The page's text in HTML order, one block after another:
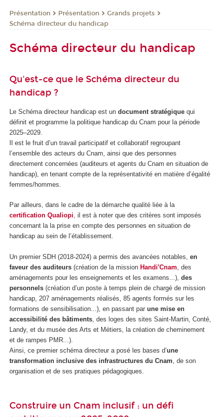
Présentation Présentation
Grands projets
Schéma directeur du handicap
Schéma directeur du handicap
Qu'est-ce que le Schéma directeur du
handicap ?
Le Schéma directeur handicap est un document stratégique qui
définit et programme la politique handicap du Cnam pour la période
2025–2029.
Il est le fruit d’un travail participatif et collaboratif regroupant
l’ensemble des acteurs du Cnam, ainsi que des personnes
directement concernées (auditeurs et agents du Cnam en situation de
handicap), en tenant compte de la représentativité en matière d’égalité
femmes/hommes.
Par ailleurs, dans le cadre de la démarche qualité liée à la
certification Qualiopi il est à noter que des critères sont imposés
concernant la la prise en compte des personnes en situation de
handicap au sein de l’établissement.
Un premier SDH (2018-2024) a permis des avancées notables, en
faveur des auditeurs (création de la mission Handi'Cnam , des
aménagements pour les enseignements et les examens...), des
personnels (création d’un poste à temps plein de chargé de mission
handicap, 207 aménagements réalisés, 85 agents formés sur les
formations de sensibilisation...), en passant par une mise en
accessibilité des bâtiments , des loges des sites Saint-Martin, Conté,
Landy, et du musée des Arts et Métiers, la création de cheminement
et de rampes PMR...).
Ainsi, ce premier schéma directeur a posé les bases d’une
transformation inclusive des infrastructures du Cnam , de son
organisation et de ses pratiques pédagogiques.
Construire un Cnam inclusif : un défi